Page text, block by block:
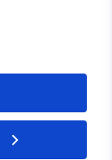
], [ 12.852, 52.3929 ] ]